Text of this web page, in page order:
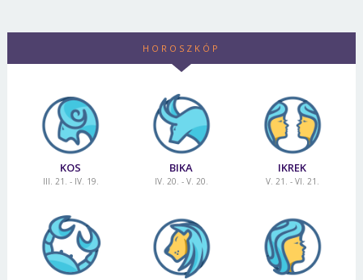
HOROSZKÓP
KOS
III. 21. - IV. 19.
BIKA
IV. 20. - V. 20.
IKREK
V. 21. - VI. 21.